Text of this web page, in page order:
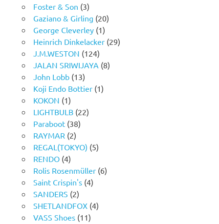
Foster & Son (3)
Gaziano & Girling (20)
George Cleverley(1)
Heinrich Dinkelacker(29)
J.M.WESTON (124)
JALAN SRIWIJAYA (8)
John Lobb(13)
Koji Endo Bottier(1)
KOKON (1)
LIGHTBULB(22)
Paraboot(38)
RAYMAR (2)
REGAL(TOKYO) (5)
RENDO(4)
Rolis Rosenmüller(6)
Saint Crispin's(4)
SANDERS (2)
SHETLANDFOX(4)
VASS Shoes(11)